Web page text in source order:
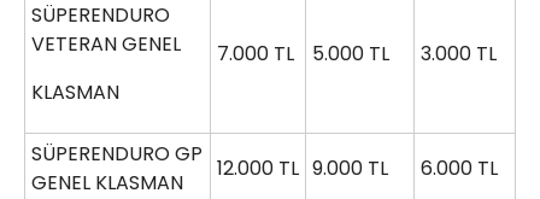
SÜPERENDURO
VETERAN GENEL
KLASMAN
7.000 TL 5.000 TL 3.000 TL
SÜPERENDURO GP
GENEL KLASMAN
12.000 TL 9.000 TL 6.000 TL